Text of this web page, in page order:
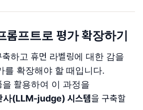
프트로 평가 확장하기
하고 휴먼 라벨링에 대한 감을
를 확장해야 할 때입니다.
을 활용하여 이 과정을
사(LLM-judge) 시스템을 구축할